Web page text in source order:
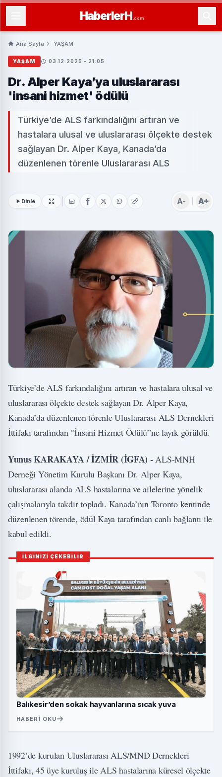
HaberlerH .com
Ana Sayfa YAŞAM
YAŞAM 03.12.2025 - 21:05
Dr. Alper Kaya’ya uluslararası
'insani hizmet' ödülü
Türkiye’de ALS farkındalığını artıran ve
hastalara ulusal ve uluslararası ölçekte destek
sağlayan Dr. Alper Kaya, Kanada’da
düzenlenen törenle Uluslararası ALS
Dinle A- A+
Türkiye’de ALS farkındalığını artıran ve hastalara ulusal ve
uluslararası ölçekte destek sağlayan Dr. Alper Kaya,
Kanada’da düzenlenen törenle Uluslararası ALS Dernekleri
İttifakı tarafından “İnsani Hizmet Ödülü”ne layık görüldü.
Yunus KARAKAYA / İZMİR (İGFA) -ALS-MNH
Derneği Yönetim Kurulu Başkanı Dr. Alper Kaya,
uluslararası alanda ALS hastalarına ve ailelerine yönelik
çalışmalarıyla takdir topladı. Kanada’nın Toronto kentinde
düzenlenen törende, ödül Kaya tarafından canlı bağlantı ile
kabul edildi.
İLGİNİZİ ÇEKEBİLİR
Balıkesir’den sokak hayvanlarına sıcak yuva
HABERI OKU
1992’de kurulan Uluslararası ALS/MND Dernekleri
İttifakı, 45 üye kuruluş ile ALS hastalarına küresel ölçekte